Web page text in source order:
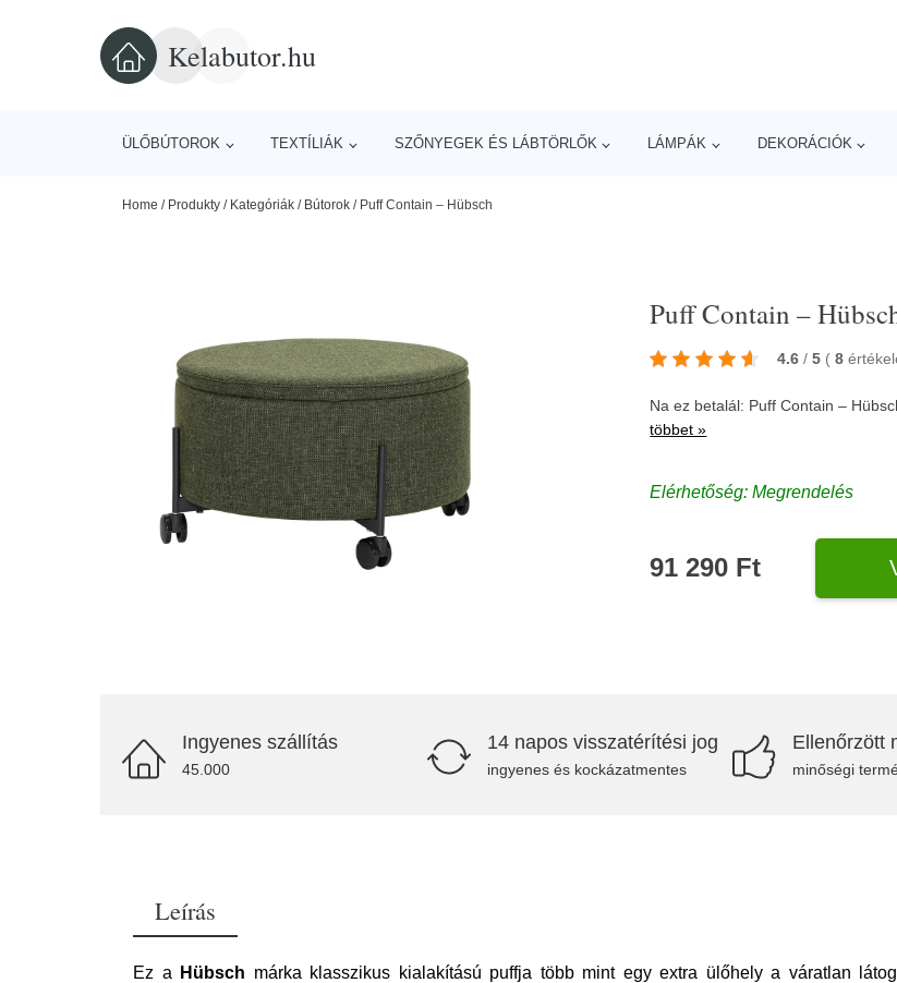
Kelabutor.hu
ÜLŐBÚTOROK TEXTÍLIÁK SZŐNYEGEK ÉS LÁBTÖRLŐK LÁMPÁK DEKORÁCIÓK
Home / Produkty / Kategóriák / Bútorok / Puff Contain – Hübsch
Puff Contain –
4.6 / 5 ( 8
Na ez betalál: Puff Contain –
többet »
Elérhetőség: Megrendelés
91 290 Ft
Ingyenes szállítás
45.000
14 napos visszatérítési jog
ingyenes és kockázatmentes
Ellenőrzött
minőségi
Leírás
Ez a Hübsch márka klasszikus kialakítású puffja több mint egy extra ülőhely a váratlan